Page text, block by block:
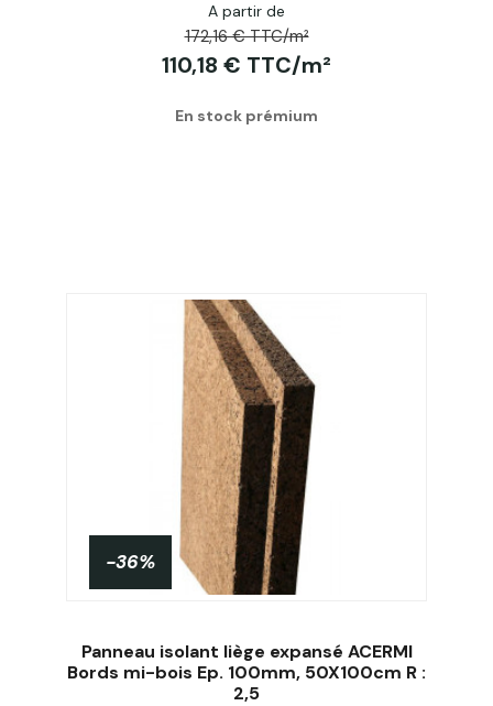
A partir de
172,16 € TTC/m²
110,18 € TTC/m²
En stock prémium
-36%
Panneau isolant liège expansé ACERMI
Bords mi-bois Ep. 100mm, 50X100cm R :
2,5